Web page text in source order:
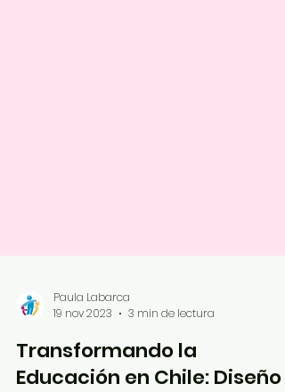
Paula Labarca
19 nov 2023
3 min de lectura